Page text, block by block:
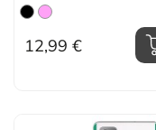
12,99 €